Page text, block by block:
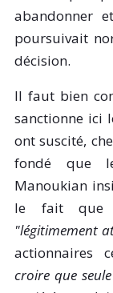
abandonner
poursuivait
décision.
Il faut bien
sanctionne ici
ont suscité,
fondé que
Manoukian
le fait que
"légitimement
actionnaires
croire que